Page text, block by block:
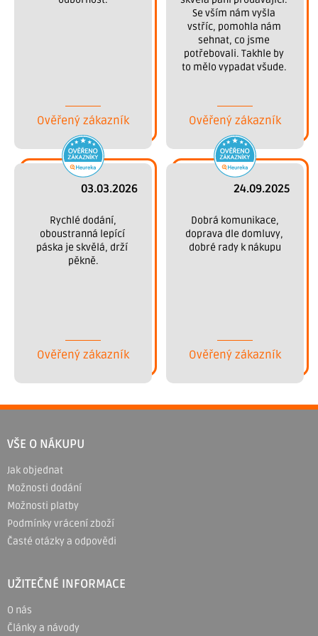
Ověřený zákazník
Se vším nám vyšla
vstříc, pomohla nám
sehnat, co jsme
potřebovali. Takhle by
to mělo vypadat všude.
Ověřený zákazník
03.03.2026
oboustranná lepící
páska je skvělá, drží
pěkně.
Ověřený zákazník
24.09.2025
doprava dle domluvy,
dobré rady k nákupu
Ověřený zákazník
á
a
VŠE O NÁKUPU
Jak objednat
Možnosti dodání
Možnosti platby
Podmínky vrácení zboží
Časté otázky a odpovědi
UŽITEČNÉ INFORMACE
O nás
Články a návody